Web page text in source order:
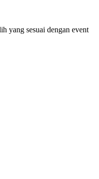
yang sesuai dengan event